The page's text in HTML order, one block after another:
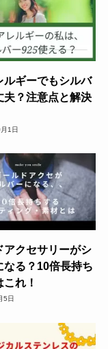
ルギーでもシルバ
夫？注意点と解決
1日
アクセサリーがシ
なる？10倍長持ち
れ！
5日